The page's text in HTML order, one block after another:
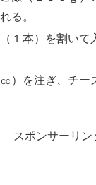
る。
１本）を割い
）を注ぎ、チー
スポンサーリン